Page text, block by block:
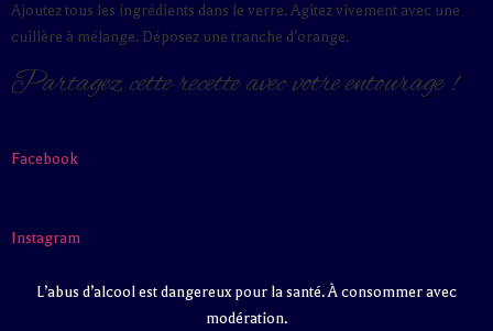
Ajoutez tous les ingrédients dans le verre. Agitez vivement avec une
cuillère à mélange. Déposez une tranche d’orange.
Partagez cette recette avec votre entourage !
Facebook
Instagram
L’abus d’alcool est dangereux pour la santé. À consommer avec
modération.